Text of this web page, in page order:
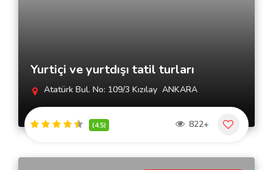
Yurtiçi ve yurtdışı tatil turları
Atatürk Bul. No: 109/3 Kızılay  ANKARA
(4.5) 822+